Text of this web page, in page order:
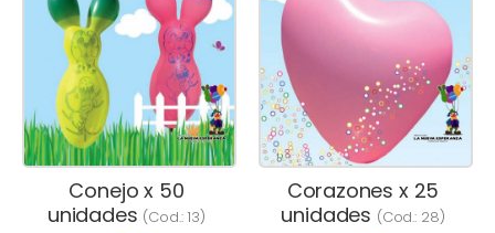
Conejo x 50
unidades (Cod.:13)
Corazones x 25
unidades (Cod.: 28)